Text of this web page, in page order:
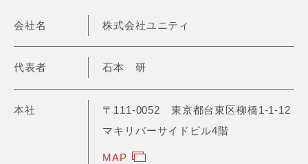
会社名 株式会社ユニティ
代表者 石本 研
本社
〒111-0052 東京都台東区柳橋1-1-12
マキリバーサイドビル4階
MAP